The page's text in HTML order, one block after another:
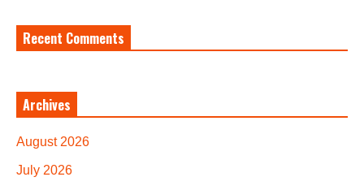
Recent Comments
Archives
August 2026
July 2026